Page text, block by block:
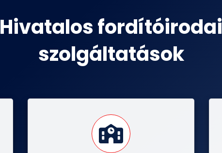
Hivatalos fordítóirodai
szolgáltatások